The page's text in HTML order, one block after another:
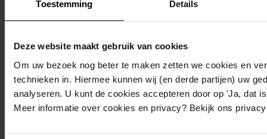
Toestemming Details
Deze website maakt gebruik van cookies
Om uw bezoek nog beter te maken zetten we cookies en
technieken in. Hiermee kunnen wij (en derde partijen) uw
analyseren. U kunt de cookies accepteren door op 'Ja, dat
Meer informatie over cookies en privacy? Bekijk ons
duurzaam webadres
Inventaris
Oostergouw
3876Gedeeltelijk vernieuwen woning, 1982